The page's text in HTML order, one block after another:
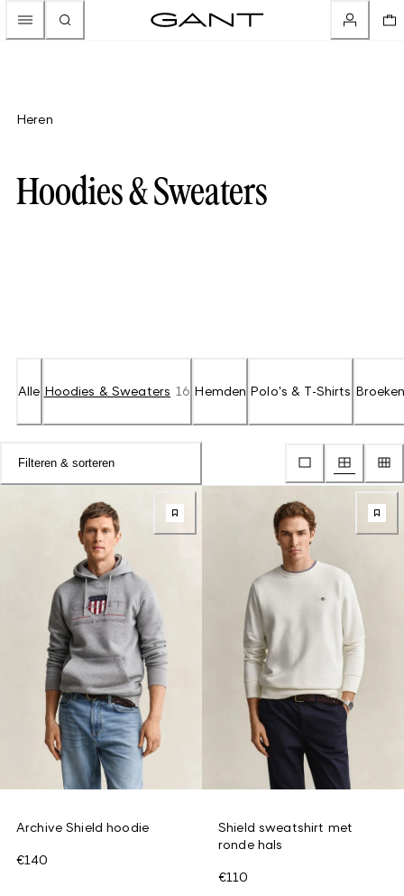
Heren
Hoodies & Sweaters
Alle Hoodies & Sweaters 16 Hemden Polo's & T-Shirts
Filteren & sorteren
Archive Shield hoodie
€140
Shield sweatshirt met
ronde hals
€110